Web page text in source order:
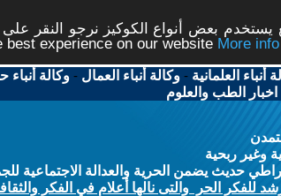
بعض أنواع الكوكيز نرجو النقر
experience on our website
أنباء العلمانية -وكالة أنباء العمال -وكالة أنباء
اخبار الطب والعلوم
وغير ربحية
حديث يضمن الحرية والعدالة الاجتماعية
للفكر الحر والتى نالها أعلام في الفكر